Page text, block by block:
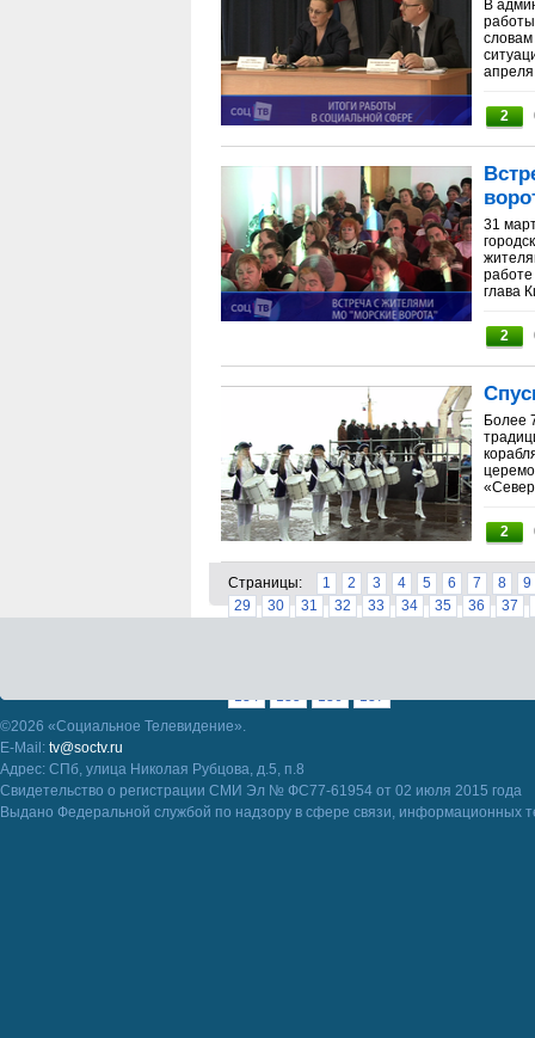
В
2
31
работе
глава
2
Более
2
Страницы: 1 2 3 4 5 6 7 8
9
29
30 31 32 33 34 35 36
37
134
135 136
137
©2026 «Социальное Телевидение».
E-Mail: tv@soctv.ru
Адрес: СПб, улица Николая Рубцова, д.5, п.8
Свидетельство о регистрации СМИ Эл № ФС77-61954 от 02 июля 2015 года
Выдано Федеральной службой по надзору в сфере связи, информационных